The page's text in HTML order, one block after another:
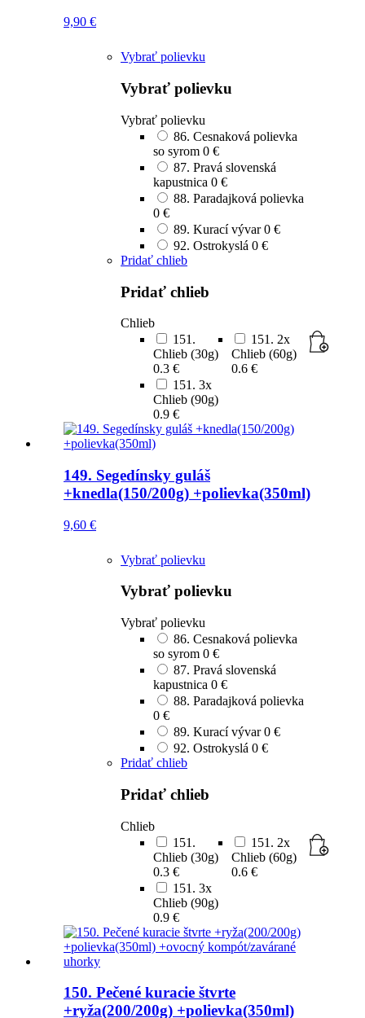
9,90 €
Vybrať polievku
Vybrať polievku
Vybrať polievku
86. Cesnaková polievka
so syrom 0 €
87. Pravá slovenská
kapustnica 0 €
88. Paradajková polievka
0 €
89. Kurací vývar 0 €
92. Ostrokyslá 0 €
Pridať chlieb
Pridať chlieb
Chlieb
151.
Chlieb (30g)
0.3 €
151. 2x
Chlieb (60g)
0.6 €
151. 3x
Chlieb (90g)
0.9 €
149. Segedínsky guláš
+knedla(150/200g) +polievka(350ml)
9,60 €
Vybrať polievku
Vybrať polievku
Vybrať polievku
86. Cesnaková polievka
so syrom 0 €
87. Pravá slovenská
kapustnica 0 €
88. Paradajková polievka
0 €
89. Kurací vývar 0 €
92. Ostrokyslá 0 €
Pridať chlieb
Pridať chlieb
Chlieb
151.
Chlieb (30g)
0.3 €
151. 2x
Chlieb (60g)
0.6 €
151. 3x
Chlieb (90g)
0.9 €
150. Pečené kuracie štvrte
+ryža(200/200g) +polievka(350ml)